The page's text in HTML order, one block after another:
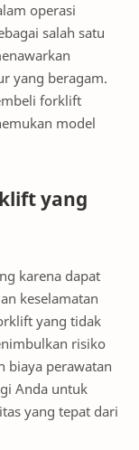
operasi
salah satu
yang beragam.
forklift
model
yang
karena dapat
keselamatan
yang tidak
risiko
biaya perawatan
Anda untuk
yang tepat dari